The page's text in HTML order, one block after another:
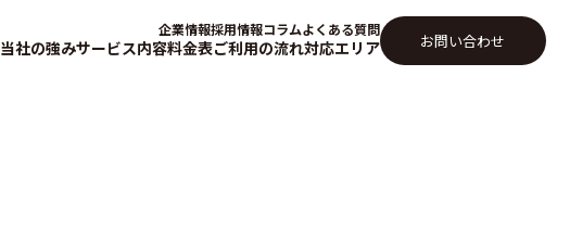
企業情報採用情報コラムよくある質問
当社の強みサービス内容料金表ご利用の流れ対応エリア お問い合わせ